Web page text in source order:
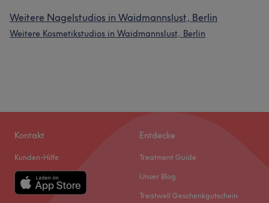
Weitere Nagelstudios in Waidmannslust, Berlin
Weitere Kosmetikstudios in Waidmannslust, Berlin
Kontakt
Kunden-Hilfe
Entdecke
Treatment Guide
Unser Blog
Treatwell Geschenkgutschein